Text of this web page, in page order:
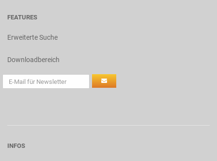
FEATURES
Erweiterte Suche
Downloadbereich
INFOS